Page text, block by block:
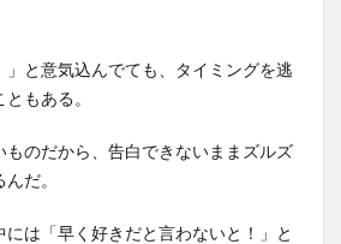
」と意気込んでても、タイミングを逃
もある。
ものだから、告白できないままズルズ
だ。
には「早く好きだと言わないと！」と